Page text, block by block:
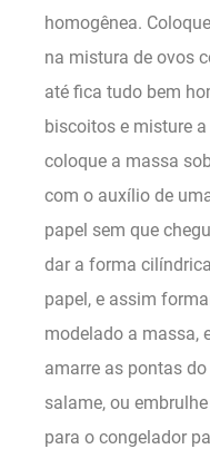
homogênea.
na mistura de ovos
até fica tudo bem
biscoitos e misture
coloque a massa
com o auxílio de
papel sem que
dar a forma
papel, e assim
modelado a massa,
amarre as pontas
salame, ou
para o congelador